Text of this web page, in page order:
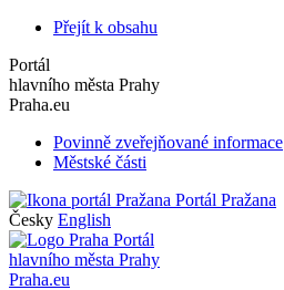
Přejít k obsahu
Portál
hlavního města Prahy
Praha.eu
Povinně zveřejňované informace
Městské části
Portál Pražana
Česky English
Portál
hlavního města Prahy
Praha.eu